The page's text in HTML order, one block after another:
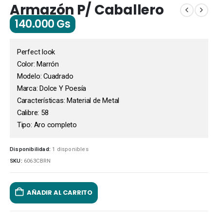
Armazón P/ Caballero
140.000Gs
Perfect look
Color: Marrón
Modelo: Cuadrado
Marca: Dolce Y Poesía
Características: Material de Metal
Calibre: 58
Tipo: Aro completo
Disponibilidad: 1 disponibles
SKU: 6063CBRN
AÑADIR AL CARRITO